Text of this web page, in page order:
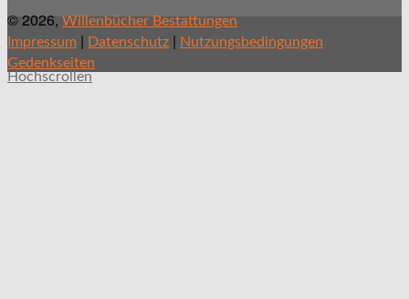
© 2026, Willenbücher Bestattungen
Impressum | Datenschutz | Nutzungsbedingungen
Gedenkseiten
Hochscrollen